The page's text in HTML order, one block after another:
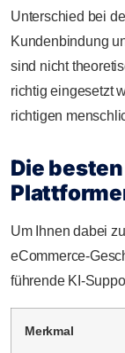
Unterschied bei
Kundenbindung
sind nicht
richtig eingesetzt
richtigen
Die
Um Ihnen dabei
eCommerce-
führende KI-
Merkmal